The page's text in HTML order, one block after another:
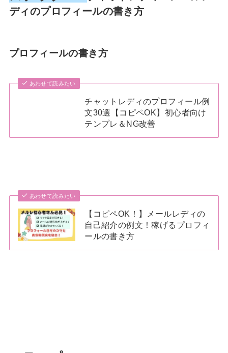
ディのプロフィールの書き方
プロフィールの書き方
あわせて読みたい
チャットレディのプロフィール例
文30選【コピペOK】初心者向け
テンプレ＆NG改善
あわせて読みたい
【コピペOK！】メールレディの
自己紹介の例文！稼げるプロフィ
ールの書き方